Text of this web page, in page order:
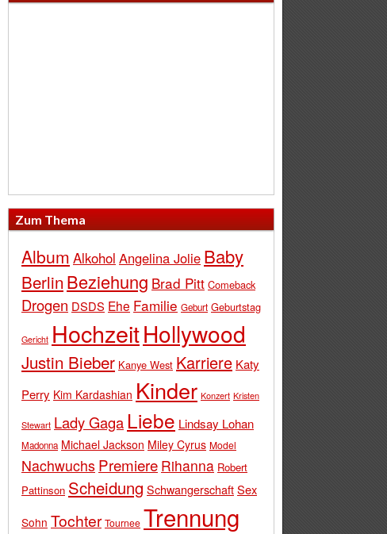
Zum Thema
Album Alkohol Angelina Jolie Baby
Berlin Beziehung Brad Pitt Comeback
Drogen DSDS Ehe Familie Geburt Geburtstag
Gericht HochzeitHollywood
Justin Bieber Kanye West Karriere Katy
Perry Kim Kardashian Kinder Konzert Kristen
Stewart Lady Gaga Liebe Lindsay Lohan
Madonna Michael Jackson Miley Cyrus Model
Nachwuchs Premiere Rihanna Robert
Pattinson Scheidung SchwangerschaftSex
Sohn Tochter Tournee Trennung